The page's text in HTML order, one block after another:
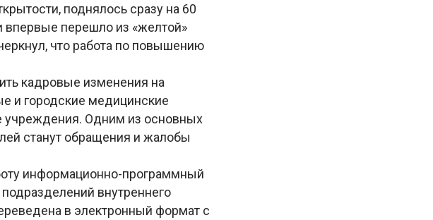
поднялось сразу на 60
впервые перешло из «желтой»
что работа по повышению
кадровые изменения на
и городские медицинские
учреждения. Одним из основных
станут обращения и жалобы
информационно-программный
внутреннего
в электронный формат с